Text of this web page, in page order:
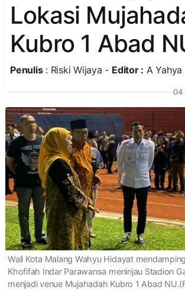
Lokasi
Kubro 1 Abad
Penulis: Riski Wijaya - Editor : A Yahya
04
Wali Kota Malang Wahyu Hidayat
Khofifah Indar Parawansa meninjau Stadion
menjadi venue Mujahadah Kubro 1 Abad